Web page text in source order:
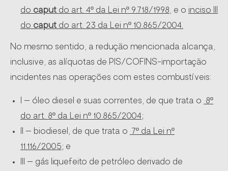
do caputdo art. 4º da Lei nº 9.718/1998, e o inciso III
do caputdo art. 23 da Lei nº 10.865/2004.
No mesmo sentido, a redução mencionada alcança,
inclusive, as alíquotas de PIS/COFINS-importação
incidentes nas operações com estes combustíveis:
I – óleo diesel e suas correntes, de que trata o
8º
do art. 8º da Lei nº 10.865/2004;
II – biodiesel, de que trata o
7º da Lei nº
11.116/2005; e
III – gás liquefeito de petróleo derivado de